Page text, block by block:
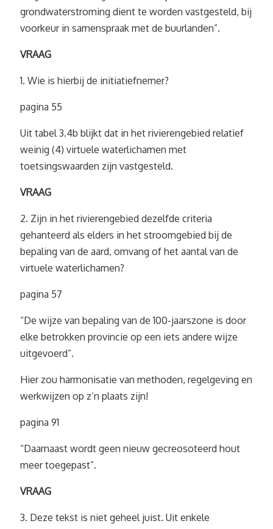
grondwaterstroming dient te worden vastgesteld, bij
voorkeur in samenspraak met de buurlanden”.
VRAAG
1. Wie is hierbij de initiatiefnemer?
pagina 55
Uit tabel 3.4b blijkt dat in het rivierengebied relatief
weinig (4) virtuele waterlichamen met
toetsingswaarden zijn vastgesteld.
VRAAG
2. Zijn in het rivierengebied dezelfde criteria
gehanteerd als elders in het stroomgebied bij de
bepaling van de aard, omvang of het aantal van de
virtuele waterlichamen?
pagina 57
“De wijze van bepaling van de 100-jaarszone is door
elke betrokken provincie op een iets andere wijze
uitgevoerd”.
Hier zou harmonisatie van methoden, regelgeving en
werkwijzen op z’n plaats zijn!
pagina 91
“Daarnaast wordt geen nieuw gecreosoteerd hout
meer toegepast”.
VRAAG
3. Deze tekst is niet geheel juist. Uit enkele